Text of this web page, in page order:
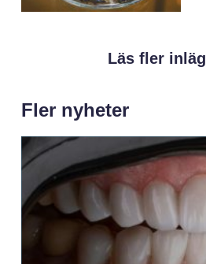
Läs fler
Fler nyheter